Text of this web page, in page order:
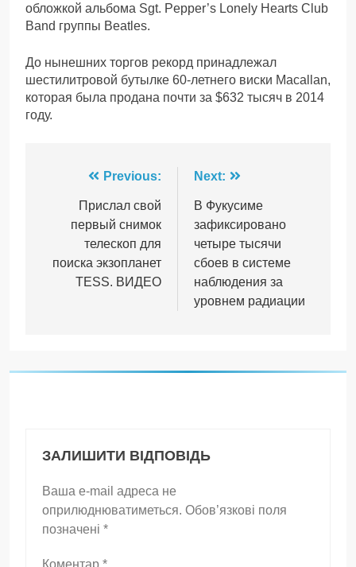
обложкой альбома Sgt. Pepper’s Lonely Hearts Club
Band группы Beatles.
До нынешних торгов рекорд принадлежал
шестилитровой бутылке 60-летнего виски Macallan,
которая была продана почти за $632 тысяч в 2014
году.
Навігація
записів
Previous:
Прислал свой
первый снимок
телескоп для
поиска экзопланет
TESS. ВИДЕО
Next:
В Фукусиме
зафиксировано
четыре тысячи
сбоев в системе
наблюдения за
уровнем радиации
ЗАЛИШИТИ ВІДПОВІДЬ
Ваша e-mail адреса не
оприлюднюватиметься. Обов’язкові поля
позначені *
Коментар *